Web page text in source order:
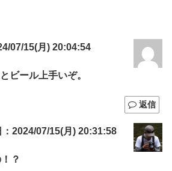
07/15(月) 20:04:54
ビール上手いぞ。
返信
：2024/07/15(月) 20:31:58
？